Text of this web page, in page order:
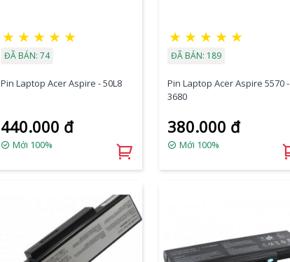
★ ★ ★ ★ ★
ĐÃ BÁN: 74
Pin Laptop Acer Aspire - 50L8
440.000 đ
Mới 100%
★ ★ ★ ★ ★
ĐÃ BÁN: 189
Pin Laptop Acer Aspire 5570 -
3680
380.000 đ
Mới 100%